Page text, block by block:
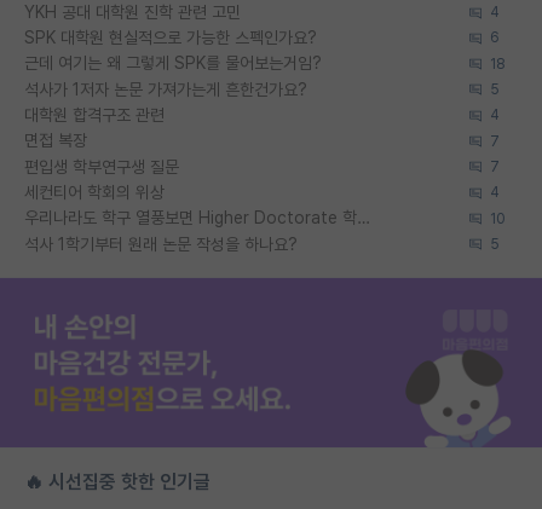
YKH 공대 대학원 진학 관련 고민 4
SPK 대학원 현실적으로 가능한 스펙인가요? 6
근데 여기는 왜 그렇게 SPK를 물어보는거임? 18
석사가 1저자 논문 가져가는게 흔한건가요? 5
대학원 합격구조 관련 4
면접 복장 7
편입생 학부연구생 질문 7
세컨티어 학회의 위상 4
우리나라도 학구 열풍보면 Higher Doctorate 학위가 필요하다고 봅니다. 10
석사 1학기부터 원래 논문 작성을 하나요? 5
🔥 시선집중 핫한 인기글